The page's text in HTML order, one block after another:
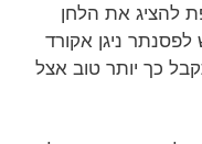
להציג את הלחן
ניגן אקורד
כך יותר טוב אצל